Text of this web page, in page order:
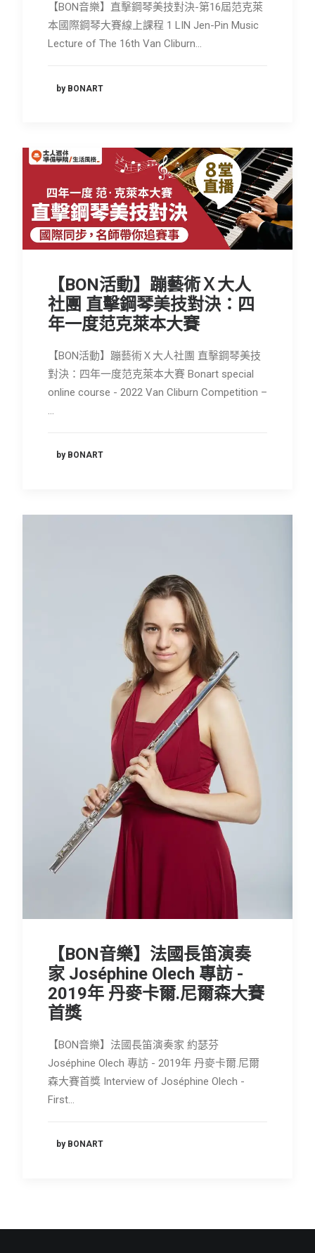
【BON音樂】直擊鋼琴美技對決-第16屆范克萊
本國際鋼琴大賽線上課程 1 LIN Jen-Pin Music
Lecture of The 16th Van Cliburn…
by BONART
【BON活動】蹦藝術Ｘ大人
社團 直擊鋼琴美技對決：四
年一度范克萊本大賽
【BON活動】蹦藝術Ｘ大人社團 直擊鋼琴美技
對決：四年一度范克萊本大賽 Bonart special
online course - 2022 Van Cliburn Competition –
…
by BONART
【BON音樂】法國長笛演奏
家 Joséphine Olech 專訪 -
2019年 丹麥卡爾.尼爾森大賽
首獎
【BON音樂】法國長笛演奏家 約瑟芬
Joséphine Olech 專訪 - 2019年 丹麥卡爾.尼爾
森大賽首獎 Interview of Joséphine Olech -
First…
by BONART